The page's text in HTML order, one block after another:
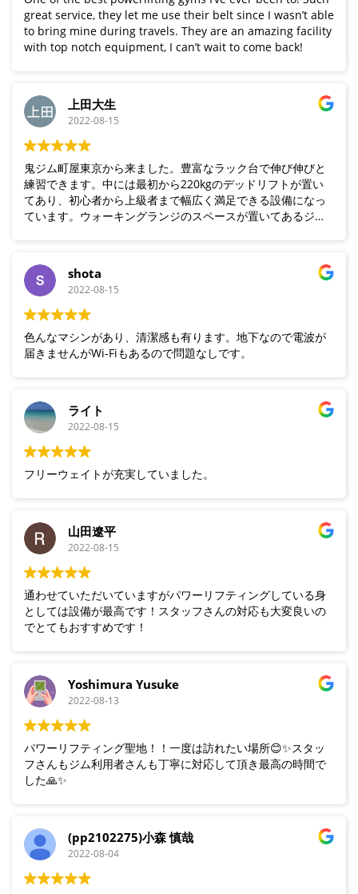
great service, they let me use their belt since I wasn’t able
to bring mine during travels. They are an amazing facility
with top notch equipment, I can’t wait to come back!
上田大生
2022-08-15
鬼ジム町屋東京から来ました。豊富なラック台で伸び伸びと
練習できます。中には最初から220kgのデッドリフトが置い
てあり、初心者から上級者まで幅広く満足できる設備になっ
ています。ウォーキングランジのスペースが置いてあるジム
利用ですがあっという間に3時間経ってました。また大阪に寄
る際は足を運ぼうかと思います。会員の人達とも交流でき
て、充実した時間を過ごせました。ありがとうございます。
shota
2022-08-15
色んなマシンがあり、清潔感も有ります。地下なので電波が
届きませんがWi-Fiもあるので問題なしです。
ライト
2022-08-15
フリーウェイトが充実していました。
山田遼平
2022-08-15
通わせていただいていますがパワーリフティングしている身
としては設備が最高です！スタッフさんの対応も大変良いの
でとてもおすすめです！
Yoshimura Yusuke
2022-08-13
パワーリフティング聖地！！一度は訪れたい場所😊✨スタッ
フさんもジム利用者さんも丁寧に対応して頂き最高の時間で
した🙏✨
(pp2102275)小森 慎哉
2022-08-04